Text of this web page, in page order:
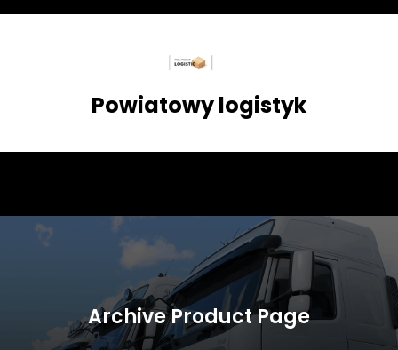
Skip
Powiatowy logistyk
Archive Product Page